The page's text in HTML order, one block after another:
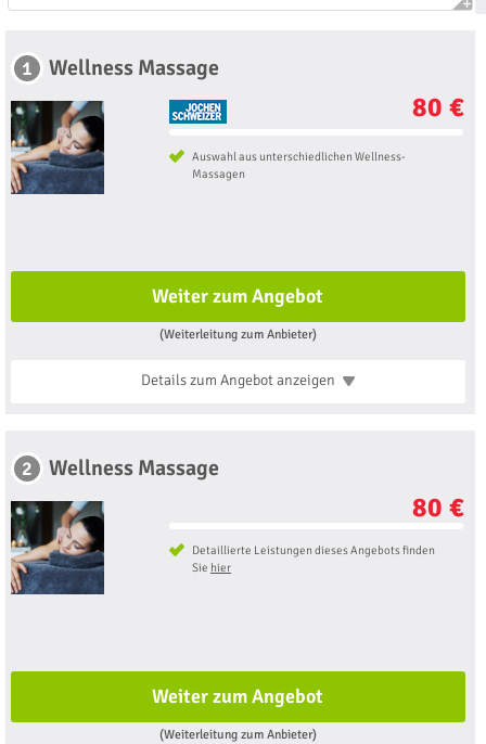
1 Wellness Massage
80 €
Auswahl aus unterschiedlichen Wellness-
Massagen
Weiter zum Angebot
(Weiterleitung zum Anbieter)
Details zum Angebotanzeigen
2 Wellness Massage
80 €
Detaillierte Leistungen dieses Angebots finden
Sie hier
Weiter zum Angebot
(Weiterleitung zum Anbieter)